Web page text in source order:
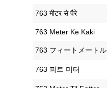
‎763 मीटर से पैरे
‎763 Meter Ke Kaki
‎763 フィートメートル
‎763 피트 미터